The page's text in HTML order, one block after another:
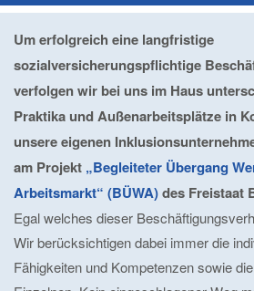
Um erfolgreich eine langfristige
sozialversicherungspflichtige
verfolgen wir bei uns im Haus
Praktika und Außenarbeitsplätze in
unsere eigenen
am Projekt „Begleiteter Übergang
Arbeitsmarkt“ (BÜWA)des Freistaat
Egal welches dieser
Wir berücksichtigen dabei immer die
Fähigkeiten und Kompetenzen sowie